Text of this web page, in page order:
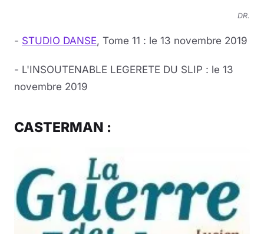
DR.
- STUDIO DANSE, Tome 11 : le 13 novembre 2019
- L'INSOUTENABLE LEGERETE DU SLIP : le 13
novembre 2019
CASTERMAN :